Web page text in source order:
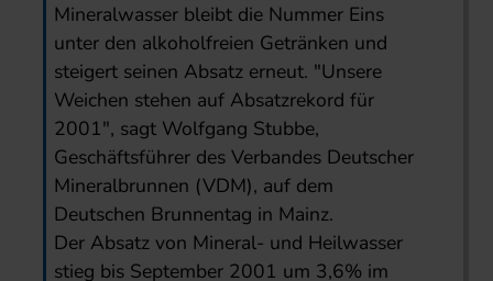
Mineralwasser bleibt die Nummer Eins
unter den alkoholfreien Getränken und
steigert seinen Absatz erneut. "Unsere
Weichen stehen auf Absatzrekord für
2001", sagt Wolfgang Stubbe,
Geschäftsführer des Verbandes Deutscher
Mineralbrunnen (VDM), auf dem
Deutschen Brunnentag in Mainz.
Der Absatz von Mineral- und Heilwasser
stieg bis September 2001 um 3,6% im